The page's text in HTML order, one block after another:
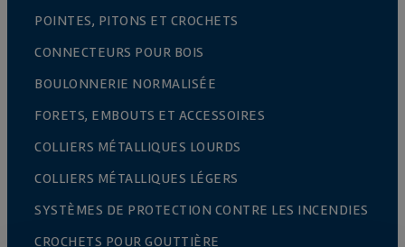
POINTES, PITONS ET CROCHETS
CONNECTEURS POUR BOIS
BOULONNERIE NORMALISÉE
FORETS, EMBOUTS ET ACCESSOIRES
COLLIERS MÉTALLIQUES LOURDS
COLLIERS MÉTALLIQUES LÉGERS
SYSTÈMES DE PROTECTION CONTRE LES INCENDIES
CROCHETS POUR GOUTTIÈRE